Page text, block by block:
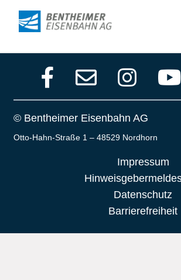
© Bentheimer Eisenbahn AG
Otto-Hahn-Straße 1 – 48529 Nordhorn
Impressum
Datenschutz
Barrierefreiheit